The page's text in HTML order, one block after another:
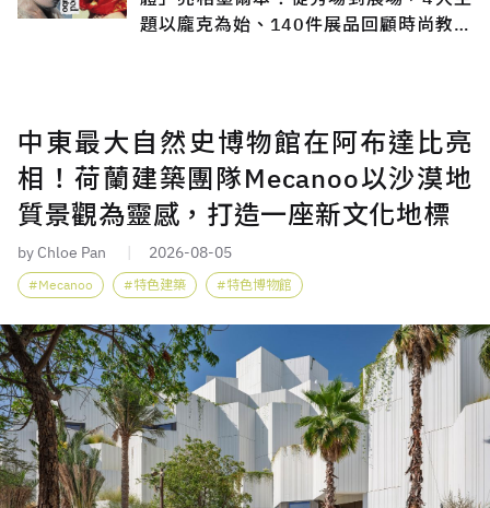
題以龐克為始、140件展品回顧時尚教母
中東最大自然史博物館在阿布達比亮
相！荷蘭建築團隊Mecanoo以沙漠地
質景觀為靈感，打造一座新文化地標
by Chloe Pan 2026-08-05
Mecanoo 特色建築 特色博物館